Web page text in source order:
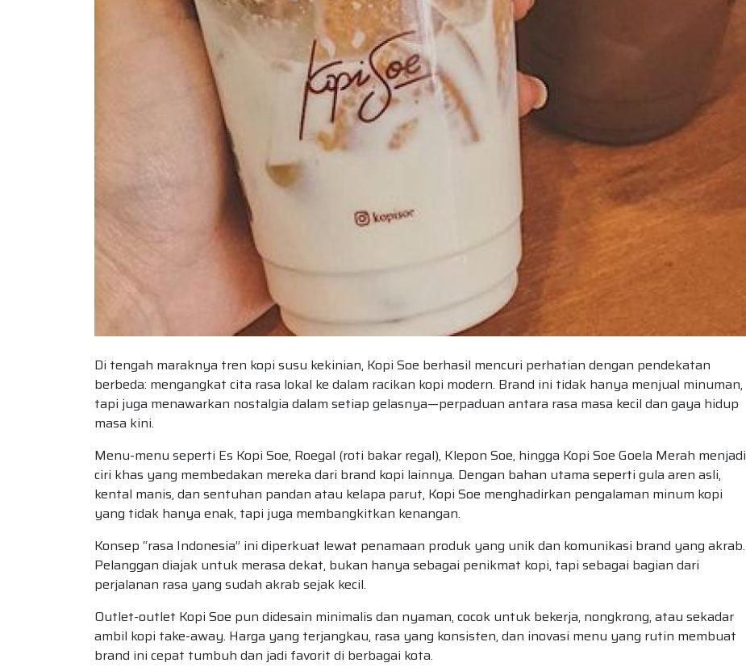
Di tengah maraknya tren kopi susu kekinian, Kopi Soe berhasil mencuri perhatian dengan pendekatan
berbeda: mengangkat cita rasa lokal ke dalam racikan kopi modern. Brand ini tidak hanya menjual minuman,
tapi juga menawarkan nostalgia dalam setiap gelasnya—perpaduan antara rasa masa kecil dan gaya hidup
masa kini.
Menu-menu seperti Es Kopi Soe, Roegal (roti bakar regal), Klepon Soe, hingga Kopi Soe Goela Merah menjadi
ciri khas yang membedakan mereka dari brand kopi lainnya. Dengan bahan utama seperti gula aren asli,
kental manis, dan sentuhan pandan atau kelapa parut, Kopi Soe menghadirkan pengalaman minum kopi
yang tidak hanya enak, tapi juga membangkitkan kenangan.
Konsep “rasa Indonesia” ini diperkuat lewat penamaan produk yang unik dan komunikasi brand yang akrab.
Pelanggan diajak untuk merasa dekat, bukan hanya sebagai penikmat kopi, tapi sebagai bagian dari
perjalanan rasa yang sudah akrab sejak kecil.
Outlet-outlet Kopi Soe pun didesain minimalis dan nyaman, cocok untuk bekerja, nongkrong, atau sekadar
ambil kopi take-away. Harga yang terjangkau, rasa yang konsisten, dan inovasi menu yang rutin membuat
brand ini cepat tumbuh dan jadi favorit di berbagai kota.